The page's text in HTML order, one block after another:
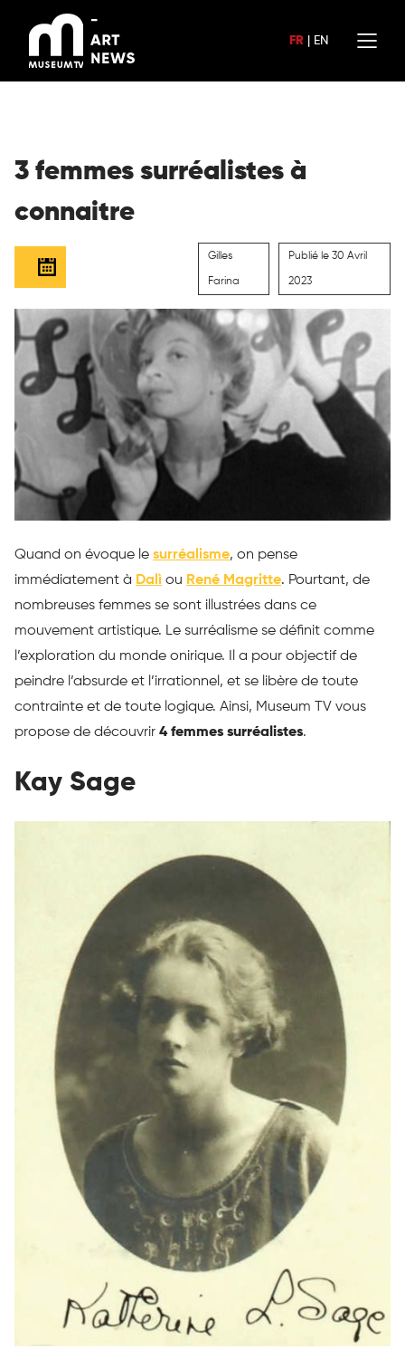
contenu
FR EN
3 femmes surréalistes à
connaitre
Gilles
Farina
Publié le 30 Avril
2023
Quand on évoque le surréalisme, on pense
immédiatement à Dalì ou René Magritte. Pourtant, de
nombreuses femmes se sont illustrées dans ce
mouvement artistique. Le surréalisme se définit comme
l’exploration du monde onirique. Il a pour objectif de
peindre l’absurde et l’irrationnel, et se libère de toute
contrainte et de toute logique. Ainsi, Museum TV vous
propose de découvrir 4 femmes surréalistes.
Kay Sage